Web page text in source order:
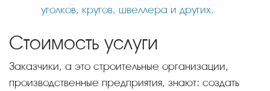
уголков, кругов, швеллера и других.
Стоимость услуги
Заказчики, а это строительные организации,
производственные предприятия, знают: создать